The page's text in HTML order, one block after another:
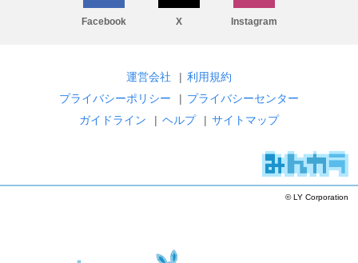
Facebook X Instagram
運営会社 | 利用規約
プライバシーポリシー
| プライバシーセンター
ガイドライン
| ヘルプ | サイトマップ
© LY Corporation